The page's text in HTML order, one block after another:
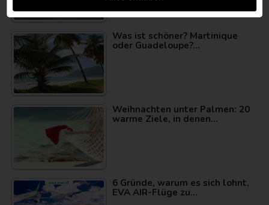
Was ist schöner? Martinique
oder Guadeloupe?…
Weihnachten unter Palmen: 20
warme Ziele, in denen…
6 Gründe, warum es sich lohnt,
EVA AIR-Flüge zu…